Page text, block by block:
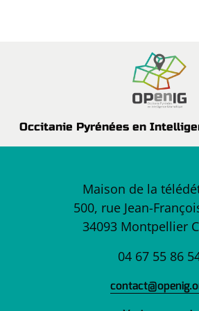
Occitanie Pyrénées en
Maison de la
500, rue Jean-
34093 Montpellier
04 67 55 86